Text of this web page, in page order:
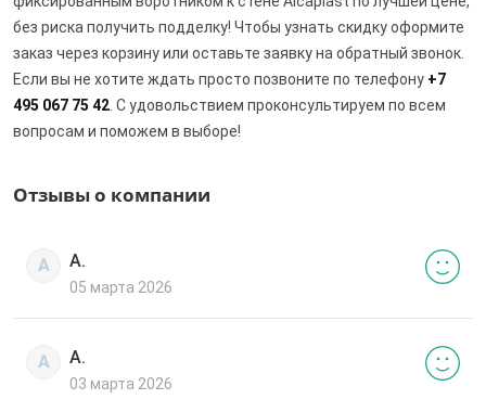
без риска получить подделку! Чтобы узнать скидку оформите
заказ через корзину или оставьте заявку на обратный звонок.
Если вы не хотите ждать просто позвоните по телефону +7
495 067 75 42 . С удовольствием проконсультируем по всем
вопросам и поможем в выборе!
Отзывы о компании
А А.
05 марта 2026
А А.
03 марта 2026